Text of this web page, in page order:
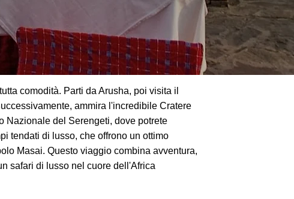
comodità. Parti da Arusha, poi visita il
ammira l'incredibile Cratere
Nazionale del Serengeti, dove potrete
tendati di lusso, che offrono un ottimo
Masai. Questo viaggio combina avventura,
safari di lusso nel cuore dell'Africa.